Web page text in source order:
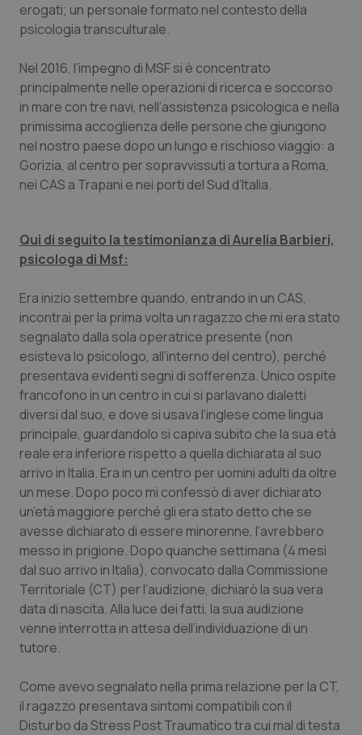
erogati; un personale formato nel contesto della
psicologia transculturale.
Nel 2016, l’impegno di MSF si è concentrato
principalmente nelle operazioni di ricerca e soccorso
in mare con tre navi, nell’assistenza psicologica e nella
primissima accoglienza delle persone che giungono
nel nostro paese dopo un lungo e rischioso viaggio: a
Gorizia, al centro per sopravvissuti a tortura a Roma,
nei CAS a Trapani e nei porti del Sud d’Italia.
Qui di seguito la testimonianza di Aurelia Barbieri,
psicologa di Msf:
Era inizio settembre quando, entrando in un CAS,
incontrai per la prima volta un ragazzo che mi era stato
segnalato dalla sola operatrice presente (non
esisteva lo psicologo, all’interno del centro), perché
presentava evidenti segni di sofferenza. Unico ospite
francofono in un centro in cui si parlavano dialetti
diversi dal suo, e dove si usava l’inglese come lingua
principale, guardandolo si capiva subito che la sua età
reale era inferiore rispetto a quella dichiarata al suo
arrivo in Italia. Era in un centro per uomini adulti da oltre
un mese. Dopo poco mi confessò di aver dichiarato
un’età maggiore perché gli era stato detto che se
avesse dichiarato di essere minorenne, l’avrebbero
messo in prigione. Dopo quanche settimana (4 mesi
dal suo arrivo in Italia), convocato dalla Commissione
Territoriale (CT) per l’audizione, dichiarò la sua vera
data di nascita. Alla luce dei fatti, la sua audizione
venne interrotta in attesa dell’individuazione di un
tutore.
Come avevo segnalato nella prima relazione per la CT,
il ragazzo presentava sintomi compatibili con il
Disturbo da Stress Post Traumatico tra cui mal di testa